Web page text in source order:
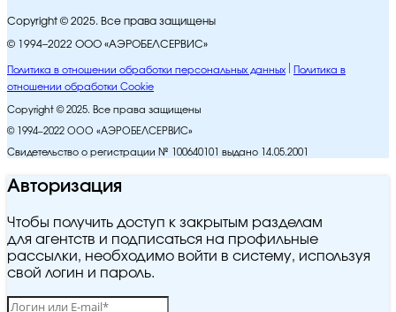
Copyright © 2025. Все права защищены
© 1994–2022 ООО «АЭРОБЕЛСЕРВИС»
Политика в отношении обработки персональных данных
Политика в
отношении обработки Cookie
Copyright © 2025. Все права защищены
© 1994–2022 ООО «АЭРОБЕЛСЕРВИС»
Свидетельство о регистрации № 100640101 выдано 14.05.2001
Авторизация
Чтобы получить доступ к закрытым разделам
для агентств и подписаться на профильные
рассылки, необходимо войти в систему, используя
свой логин и пароль.